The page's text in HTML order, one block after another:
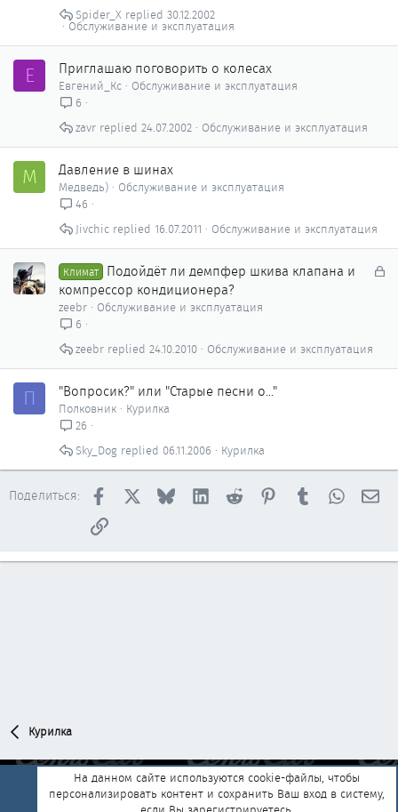
Обслуживание и эксплуатация
30.12.2002
Spider_X
Е Приглашаю поговорить о колесах
Евгений_Кс
Обслуживание и эксплуатация
6
Обслуживание и эксплуатация
24.07.2002
zavr
М Давление в шинах
Медведь)
Обслуживание и эксплуатация
46
Обслуживание и эксплуатация
16.07.2011
Jivchic
З
о
Климат Подойдёт ли демпфер шкива клапана и
компрессор кондиционера?
zeebr
Обслуживание и эксплуатация
6
Обслуживание и эксплуатация
24.10.2010
zeebr
П "Вопросик?" или "Старые песни о..."
Полковник
Курилка
26
Курилка
06.11.2006
Sky_Dog
Поделиться: Facebook BlueskyLinkedInReddit PinterestTumblr
Ссылка
Курилка
Обратная связь Условия и правила
На данном сайте используются cookie-файлы, чтобы
персонализировать контент и сохранить Ваш вход в систему,